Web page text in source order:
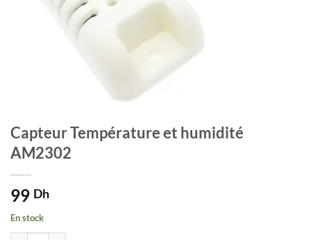
Capteur Température et humidité
AM2302
99 Dh
En stock